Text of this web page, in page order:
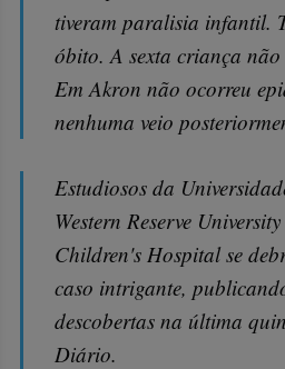
tiveram paralisia infantil.
óbito. A sexta criança
Em Akron não ocorreu
nenhuma veio
Estudiosos da
Western Reserve
Children's Hospital se
caso intrigante,
descobertas na última
Diário.